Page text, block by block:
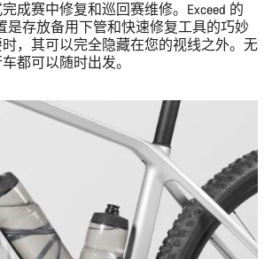
成赛中修复和巡回赛维修。Exceed 的
是存放备用下管和快速修复工具的巧妙
，其可以完全隐藏在您的视线之外。无
都可以随时出发。